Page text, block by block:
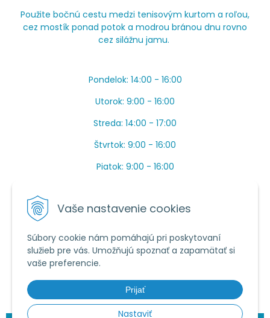
Vaše nastavenie cookies
Súbory cookie nám pomáhajú pri poskytovaní
služieb pre vás. Umožňujú spoznať a zapamätať si
vaše preferencie.
Prijať
Nastaviť
Použite bočnú cestu medzi tenisovým kurtom a roľou,
cez mostík ponad potok a modrou bránou dnu rovno
cez silážnu jamu.
Pondelok: 14:00 - 16:00
Utorok: 9:00 - 16:00
Streda: 14:00 - 17:00
Štvrtok: 9:00 - 16:00
Piatok: 9:00 - 16:00
Máme toho veľa v sezóne, ak sa nedovoláte, píšte
prosím mail.
Tel.:034 / 20 20 444
E-mail:objednavky@vcelieule-bozik.sk